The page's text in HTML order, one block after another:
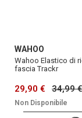
WAHOO
Wahoo Elastico di
fascia Trackr
29,90 € 34,99 €
Non Disponibile